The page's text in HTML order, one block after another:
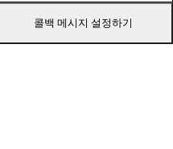
콜백 메시지 설정하기